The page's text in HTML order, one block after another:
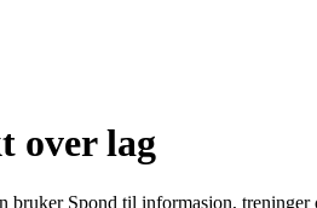
over lag
bruker Spond til informasjon, treninger